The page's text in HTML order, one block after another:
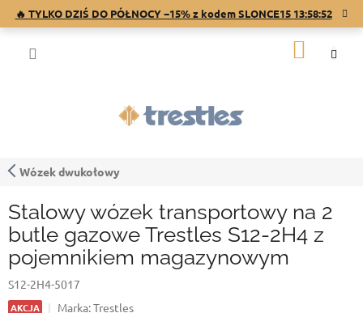
🔥 TYLKO DZIŚ DO PÓŁNOCY −15% z kodem SLONCE15 13:58:51
Wózek dwukołowy
Stalowy wózek transportowy na 2
butle gazowe Trestles S12-2H4 z
pojemnikiem magazynowym
S12-2H4-5017
AKCJA Marka:Trestles